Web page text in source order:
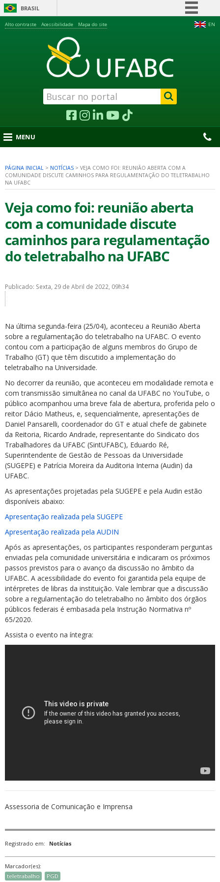
BRASIL
Acesso à informação
Legislação
Canais
EN
Alto contraste Acessibilidade Mapa do site
MENU
PÁGINA INICIAL > NOTÍCIAS > VEJA COMO FOI: REUNIÃO ABERTA COM A
COMUNIDADE DISCUTE CAMINHOS PARA REGULAMENTAÇÃO DO TELETRABALHO
NA UFABC
Veja como foi: reunião aberta
com a comunidade discute
caminhos para regulamentação
do teletrabalho na UFABC
Publicado: Sexta, 29 de Abril de 2022, 09h34
Na última segunda-feira (25/04), aconteceu a Reunião Aberta
sobre a regulamentação do teletrabalho na UFABC. O evento
contou com a participação de alguns membros do Grupo de
Trabalho (GT) que têm discutido a implementação do
teletrabalho na Universidade.
No decorrer da reunião, que aconteceu em modalidade remota e
com transmissão simultânea no canal da UFABC no YouTube, o
público acompanhou uma breve fala de abertura, proferida pelo o
reitor Dácio Matheus, e, sequencialmente, apresentações de
Daniel Pansarelli, coordenador do GT e atual chefe de gabinete
da Reitoria, Ricardo Andrade, representante do Sindicato dos
Trabalhadores da UFABC (SintUFABC), Eduardo Ré,
Superintendente de Gestão de Pessoas da Universidade
(SUGEPE) e Patrícia Moreira da Auditoria Interna (Audin) da
UFABC.
As apresentações projetadas pela SUGEPE e pela Audin estão
disponíveis abaixo:
Apresentação realizada pela SUGEPE
Apresentação realizada pela AUDIN
Após as apresentações, os participantes responderam perguntas
enviadas pela comunidade universitária e indicaram os próximos
passos previstos para o avanço da discussão no âmbito da
UFABC. A acessibilidade do evento foi garantida pela equipe de
intérpretes de libras da instituição. Vale lembrar que a discussão
sobre a regulamentação do teletrabalho no âmbito dos órgãos
públicos federais é embasada pela Instrução Normativa nº
65/2020.
Assista o evento na íntegra:
Assessoria de Comunicação e Imprensa
Registrado em: Notícias
Marcador(es):
teletrabalho
PGD